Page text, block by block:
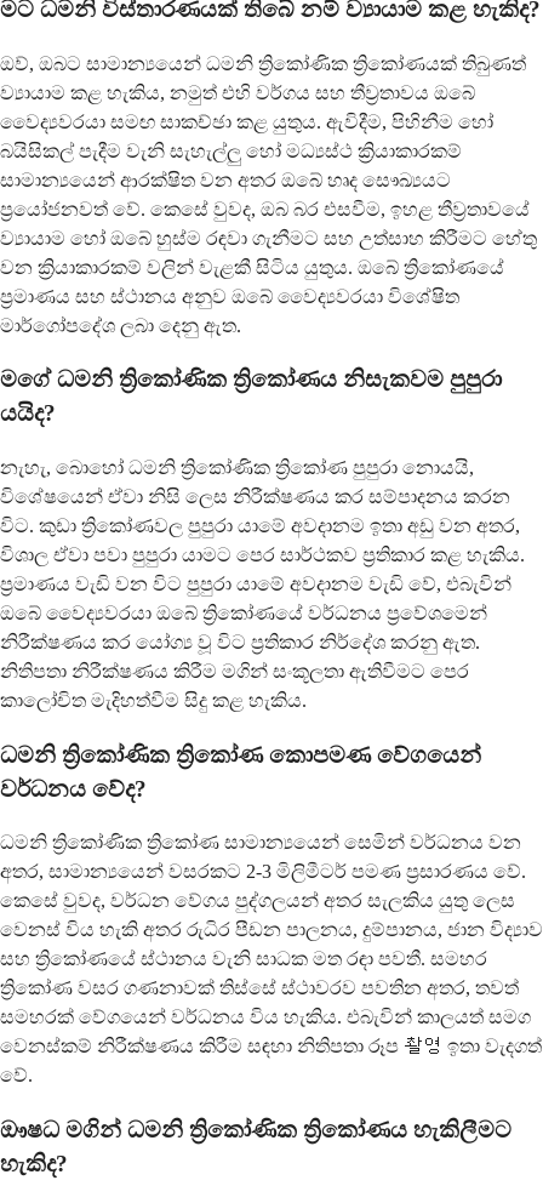
මට ධමනි විස්තාරණයක් තිබේ නම් ව්‍යායාම කළ හැකිද?
ඔව්, ඔබට සාමාන්‍යයෙන් ධමනි ත්‍රිකෝණික ත්‍රිකෝණයක් තිබුණත්
ව්‍යායාම කළ හැකිය, නමුත් එහි වර්ගය සහ තීව්‍රතාවය ඔබේ
වෛද්‍යවරයා සමඟ සාකච්ඡා කළ යුතුය. ඇවිදීම, පිහිනීම හෝ
බයිසිකල් පැදීම වැනි සැහැල්ලු හෝ මධ්‍යස්ථ ක්‍රියාකාරකම්
සාමාන්‍යයෙන් ආරක්ෂිත වන අතර ඔබේ හෘද සෞඛ්‍යයට
ප්‍රයෝජනවත් වේ. කෙසේ වුවද, ඔබ බර එසවීම, ඉහළ තීව්‍රතාවයේ
ව්‍යායාම හෝ ඔබේ හුස්ම රඳවා ගැනීමට සහ උත්සාහ කිරීමට හේතු
වන ක්‍රියාකාරකම් වලින් වැළකී සිටිය යුතුය. ඔබේ ත්‍රිකෝණයේ
ප්‍රමාණය සහ ස්ථානය අනුව ඔබේ වෛද්‍යවරයා විශේෂිත
මාර්ගෝපදේශ ලබා දෙනු ඇත.
මගේ ධමනි ත්‍රිකෝණික ත්‍රිකෝණය නිසැකවම පුපුරා
යයිද?
නැහැ, බොහෝ ධමනි ත්‍රිකෝණික ත්‍රිකෝණ පුපුරා නොයයි,
විශේෂයෙන් ඒවා නිසි ලෙස නිරීක්ෂණය කර සම්පාදනය කරන
විට. කුඩා ත්‍රිකෝණවල පුපුරා යාමේ අවදානම ඉතා අඩු වන අතර,
විශාල ඒවා පවා පුපුරා යාමට පෙර සාර්ථකව ප්‍රතිකාර කළ හැකිය.
ප්‍රමාණය වැඩි වන විට පුපුරා යාමේ අවදානම වැඩි වේ, එබැවින්
ඔබේ වෛද්‍යවරයා ඔබේ ත්‍රිකෝණයේ වර්ධනය ප්‍රවේශමෙන්
නිරීක්ෂණය කර යෝග්‍ය වූ විට ප්‍රතිකාර නිර්දේශ කරනු ඇත.
නිතිපතා නිරීක්ෂණය කිරීම මගින් සංකූලතා ඇතිවීමට පෙර
කාලෝචිත මැදිහත්වීම සිදු කළ හැකිය.
ධමනි ත්‍රිකෝණික ත්‍රිකෝණ කොපමණ වේගයෙන්
වර්ධනය වේද?
ධමනි ත්‍රිකෝණික ත්‍රිකෝණ සාමාන්‍යයෙන් සෙමින් වර්ධනය වන
අතර, සාමාන්‍යයෙන් වසරකට 2-3 මිලිමීටර් පමණ ප්‍රසාරණය වේ.
කෙසේ වුවද, වර්ධන වේගය පුද්ගලයන් අතර සැලකිය යුතු ලෙස
වෙනස් විය හැකි අතර රුධිර පීඩන පාලනය, දුම්පානය, ජාන විද්‍යාව
සහ ත්‍රිකෝණයේ ස්ථානය වැනි සාධක මත රඳා පවතී. සමහර
ත්‍රිකෝණ වසර ගණනාවක් තිස්සේ ස්ථාවරව පවතින අතර, තවත්
සමහරක් වේගයෙන් වර්ධනය විය හැකිය. එබැවින් කාලයත් සමග
වෙනස්කම් නිරීක්ෂණය කිරීම සඳහා නිතිපතා රූප 촬영 ඉතා වැදගත්
වේ.
ඖෂධ මගින් ධමනි ත්‍රිකෝණික ත්‍රිකෝණය හැකිලීමට
හැකිද?